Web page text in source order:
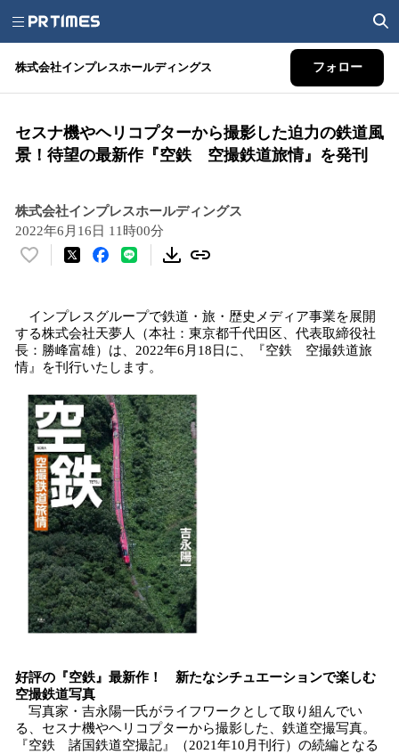
株式会社インプレスホールディングス フォロー
セスナ機やヘリコプターから撮影した迫力の鉄道風
景！待望の最新作『空鉄 空撮鉄道旅情』を発刊
株式会社インプレスホールディングス
2022年6月16日 11時00分
い
！
数
を
読
み
込
み
中
で
す
インプレスグループで鉄道・旅・歴史メディア事業を展開
する株式会社天夢人（本社：東京都千代田区、代表取締役社
長：勝峰富雄）は、2022年6月18日に、『空鉄 空撮鉄道旅
情』を刊行いたします。
好評の 『空鉄』最新作！
新たなシチュエーションで楽しむ
空撮鉄道写真
写真家・吉永陽一氏がライフワークとして取り組んでい
る、セスナ機やヘリコプターから撮影した、鉄道空撮写真。
『空鉄 諸国鉄道空撮記』（2021年10月刊行）の続編となる